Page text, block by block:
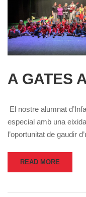
A GATES
El nostre alumnat
especial amb una
l’oportunitat de gaudir
READ MORE